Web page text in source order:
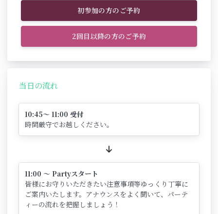
初参加の方のご予約
2回目以降の方のご予約
当日の流れ
10:45～ 11:00 受付
時間厳守でお越しください。
11:00 ～ Partyスタート
皆様にお守りいただきたい注意事項等ゆっくり丁寧に
ご案内いたします。アナウンスをよく聞いて、パーテ
ィーの流れを把握しましょう！